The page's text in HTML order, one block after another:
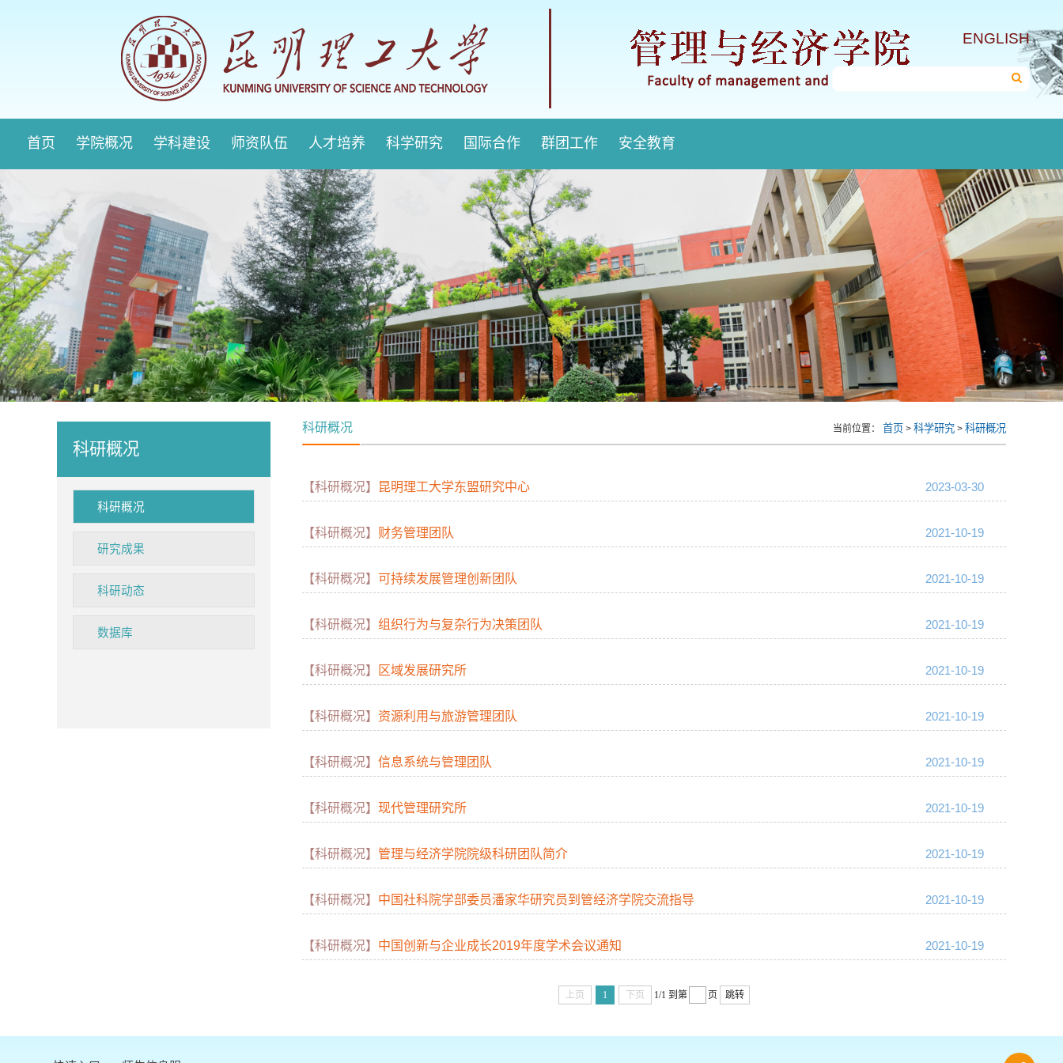
ENGLISH
首页 学院概况 学科建设 师资队伍 人才培养 科学研究 国际合作 群团工作 安全教育
科研概况
科研概况
研究成果
科研动态
数据库
科研概况 当前位置： 首页 > 科学研究 > 科研概况
【科研概况】 昆明理工大学东盟研究中心 2023-03-30
【科研概况】 财务管理团队 2021-10-19
【科研概况】 可持续发展管理创新团队 2021-10-19
【科研概况】 组织行为与复杂行为决策团队 2021-10-19
【科研概况】 区域发展研究所 2021-10-19
【科研概况】 资源利用与旅游管理团队 2021-10-19
【科研概况】 信息系统与管理团队 2021-10-19
【科研概况】 现代管理研究所 2021-10-19
【科研概况】 管理与经济学院院级科研团队简介 2021-10-19
【科研概况】 中国社科院学部委员潘家华研究员到管经济学院交流指导 2021-10-19
【科研概况】 中国创新与企业成长2019年度学术会议通知 2021-10-19
上页 1 下页 1/1 到第 页 跳转